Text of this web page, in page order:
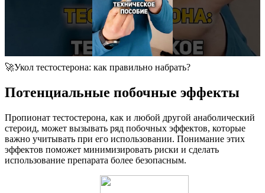
🚀Укол тестостерона: как правильно набрать?
Потенциальные побочные эффекты
Пропионат тестостерона, как и любой другой анаболический
стероид, может вызывать ряд побочных эффектов, которые
важно учитывать при его использовании. Понимание этих
эффектов поможет минимизировать риски и сделать
использование препарата более безопасным.